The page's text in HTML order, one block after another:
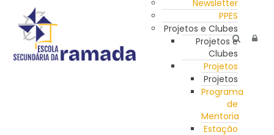
Newsletter
PPES
Projetos e Clubes
Projetos e
Clubes
Projetos
Projetos
Programa
de
Mentoria
Estação